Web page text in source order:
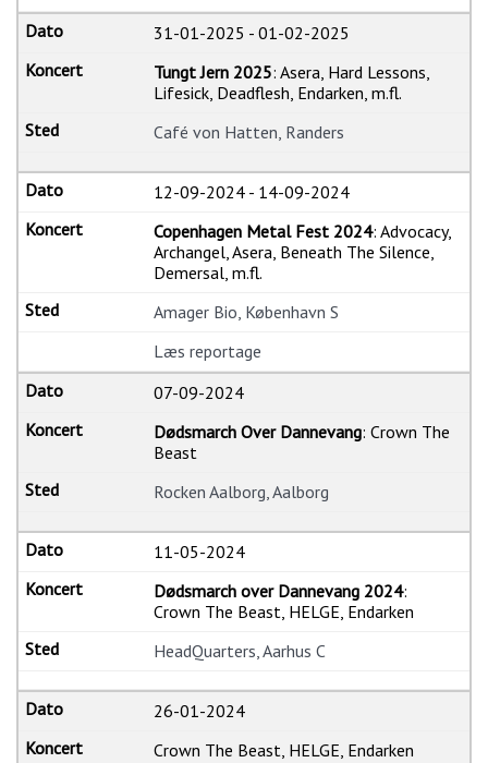
31-01-2025 -01-02-2025
Tungt Jern 2025: Asera, Hard Lessons,
Lifesick, Deadflesh, Endarken, m.fl.
Café von Hatten, Randers
12-09-2024 - 14-09-2024
Copenhagen Metal Fest 2024: Advocacy,
Archangel, Asera, Beneath The Silence,
Demersal, m.fl.
Amager Bio, København S
Læs reportage
07-09-2024
Dødsmarch Over Dannevang: Crown The
Beast
Rocken Aalborg, Aalborg
11-05-2024
Dødsmarch over Dannevang 2024:
Crown The Beast, HELGE, Endarken
HeadQuarters, Aarhus C
26-01-2024
Crown The Beast, HELGE, Endarken